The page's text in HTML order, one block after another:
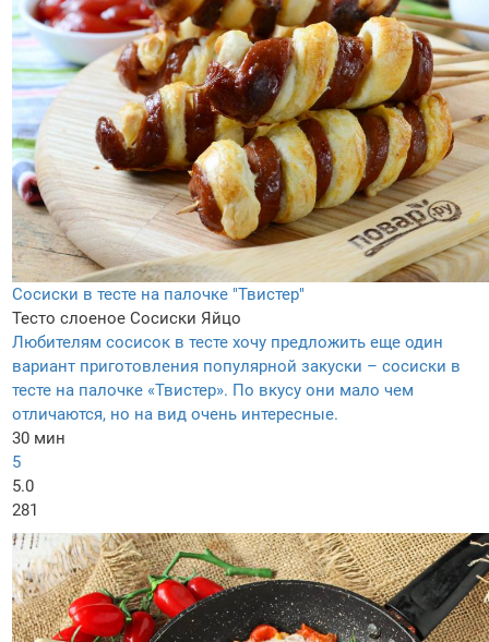
Сосиски в тесте на палочке "Твистер"
Тесто слоеное Сосиски Яйцо
Любителям сосисок в тесте хочу предложить еще один
вариант приготовления популярной закуски – сосиски в
тесте на палочке «Твистер». По вкусу они мало чем
отличаются, но на вид очень интересные.
30 мин
5
5.0
281